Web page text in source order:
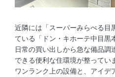
近隣には「スーパーみらべる目
ている「ドン・キホーテ中目黒
日常の買い出しから急な備品調
できる便利な住環境が整ってい
ワンランク上の設備と、アイデ